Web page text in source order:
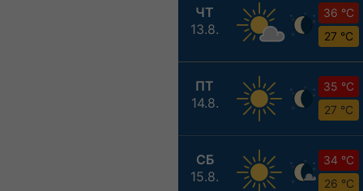
ЧТ
13.8.
36 °C
27 °C
ПТ
14.8.
35 °C
27 °C
СБ
15.8.
34 °C
26 °C